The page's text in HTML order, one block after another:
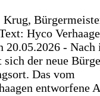
Hyco
- Nach
der neue
Das vom
entworfene